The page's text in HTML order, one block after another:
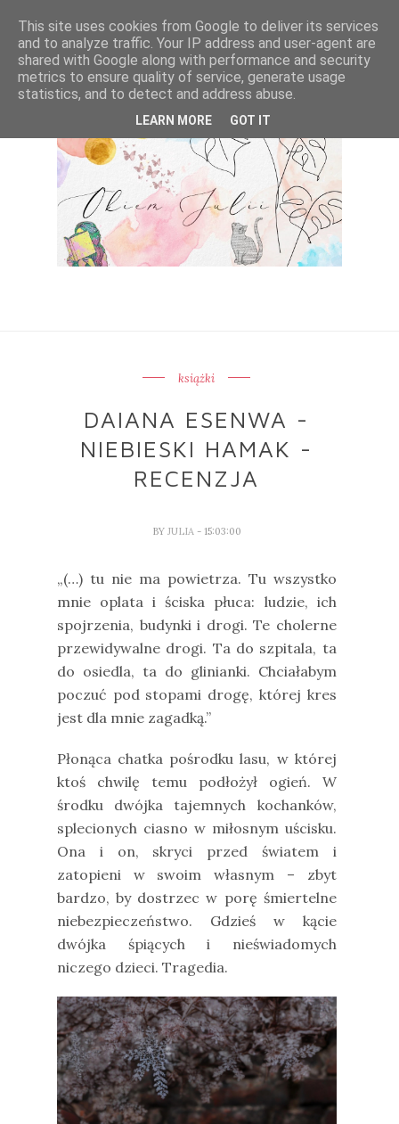
książki
DAIANA ESENWA -
NIEBIESKI HAMAK -
RECENZJA
BY JULIA - 15:03:00
„(…) tu nie ma powietrza. Tu wszystko
mnie oplata i ściska płuca: ludzie, ich
spojrzenia, budynki i drogi. Te cholerne
przewidywalne drogi. Ta do szpitala, ta
do osiedla, ta do glinianki. Chciałabym
poczuć pod stopami drogę, której kres
jest dla mnie zagadką.”
Płonąca chatka pośrodku lasu, w której
ktoś chwilę temu podłożył ogień. W
środku dwójka tajemnych kochanków,
splecionych ciasno w miłosnym uścisku.
Ona i on, skryci przed światem i
zatopieni w swoim własnym – zbyt
bardzo, by dostrzec w porę śmiertelne
niebezpieczeństwo. Gdzieś w kącie
dwójka śpiących i nieświadomych
niczego dzieci. Tragedia.
This site uses cookies from Google to deliver its services
and to analyze traffic. Your IP address and user-agent are
shared with Google along with performance and security
metrics to ensure quality of service, generate usage
statistics, and to detect and address abuse.
LEARN MORE GOT IT